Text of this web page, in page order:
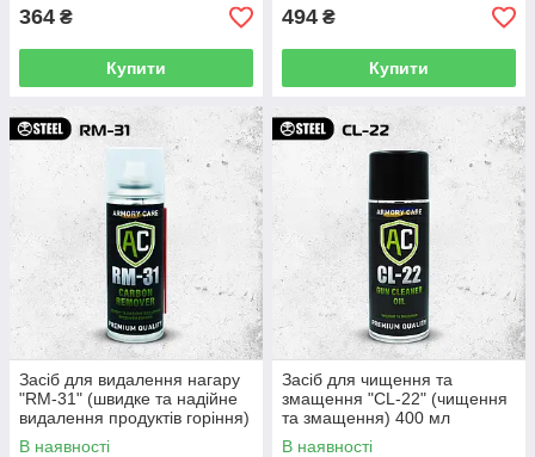
364 ₴
Купити
494 ₴
Купити
Засіб для видалення нагару
"RM-31" (швидке та надійне
видалення продуктів горіння)
200 мл
В наявності
Засіб для чищення та
змащення "CL-22" (чищення
та змащення) 400 мл
В наявності